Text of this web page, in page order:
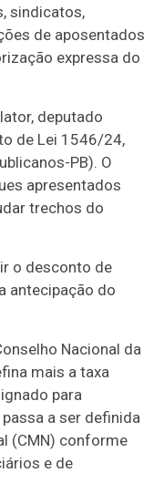
sindicatos,
de aposentados
expressa do
deputado
de Lei 1546/24,
PB). O
apresentados
trechos do
o desconto de
antecipação do
Nacional da
mais a taxa
para
a ser definida
(CMN) conforme
e de